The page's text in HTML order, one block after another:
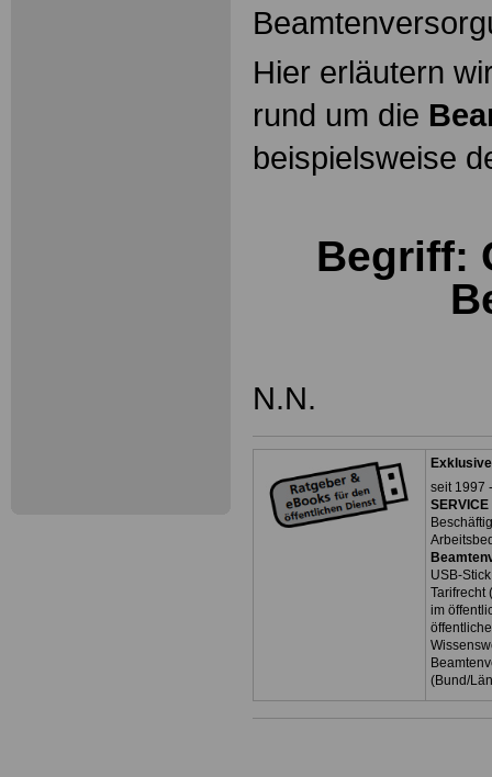
Hier erläutern
rund um die
beispielsweise
Begriff:
N.N.
seit 1997
USB-
Tarifrecht
im
(Bund/